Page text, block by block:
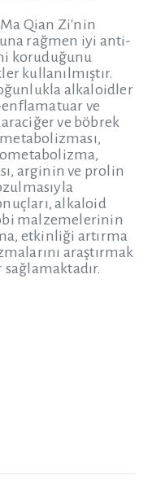
Qian Zi'nin
rağmen iyi anti-
koruduğunu
kullanılmıştır.
alkaloidler
ve
ve böbrek
arginin ve prolin
alkaloid
malzemelerinin
etkinliği artırma
araştırmak